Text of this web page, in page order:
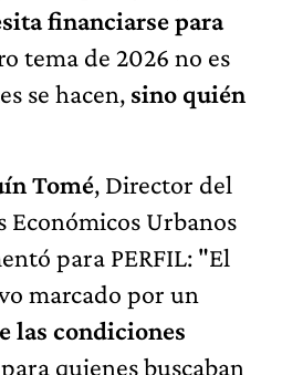
financiarse para
tema de 2026 no es
se hacen, sino quién
Tomé, Director del
Económicos Urbanos
para PERFIL: "El
marcado por un
las condiciones
para quienes buscaban